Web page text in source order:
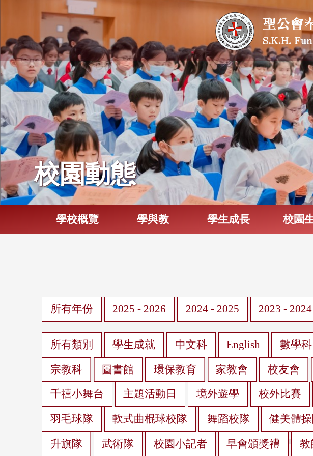
校園動態
學校概覽 學與教 學生成長 校園
所有年份 2025 - 2026 2024 - 2025 2023 - 2024
所有類別 學生成就 中文科 English 數學科
宗教科 圖書館 環保教育 家教會 校友會
千禧小舞台 主題活動日 境外遊學 校外比賽
羽毛球隊 軟式曲棍球校隊 舞蹈校隊 健美體
升旗隊 武術隊 校園小記者 早會頒獎禮 教